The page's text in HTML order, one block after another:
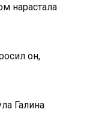
нарастала
он,
Галина